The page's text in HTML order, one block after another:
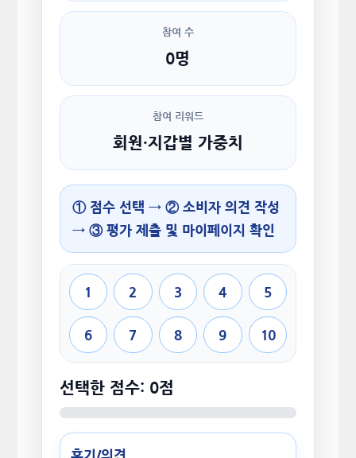
참여 수
0명
참여 리워드
회원·지갑별 가중치
① 점수 선택 → ② 소비자 의견 작성
→ ③ 평가 제출 및 마이페이지 확인
1 2 3 4 5
6 7 8 9 10
선택한 점수: 0점
후기/의견